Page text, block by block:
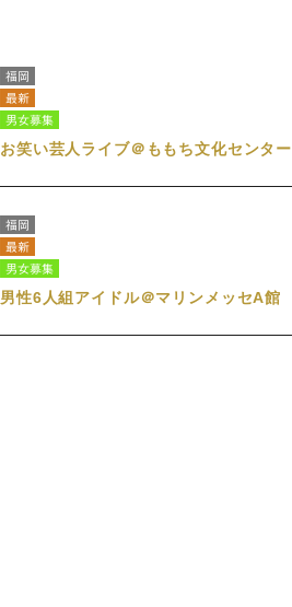
福岡
最新
男女募集
お笑い芸人ライブ＠ももち文化センター
福岡
最新
男女募集
男性6人組アイドル＠マリンメッセA館